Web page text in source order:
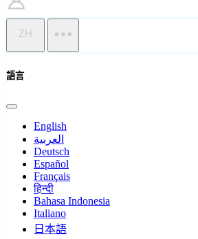
ZH
語言
English
العربية
Deutsch
Español
Français
हिन्दी
Bahasa Indonesia
Italiano
日本語